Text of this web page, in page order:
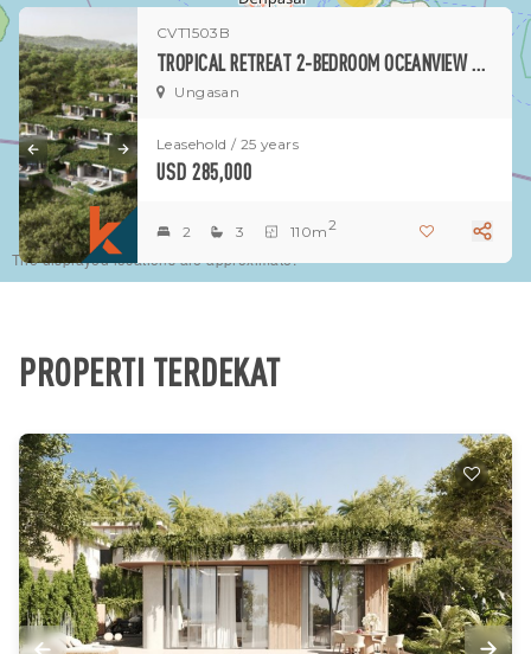
The displayed locations are approximate.
CVT1503B
TROPICAL RETREAT 2-BEDROOM OCEANVIEW VILLA FOR SALE IN UNGASAN
Ungasan
Leasehold / 25 years
USD 285,000
2 3 110m2
PROPERTI TERDEKAT